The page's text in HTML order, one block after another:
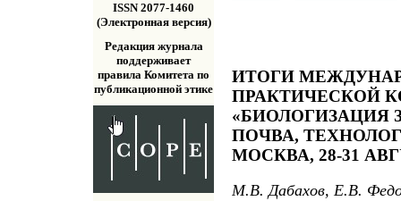
ISSN 2077-1460
(Электронная версия)
Редакция журнала
поддерживает
правила Комитета по
публикационной этике
ИТОГИ
ПРАКТИЧЕСКОЙ
«БИОЛОГИЗАЦИЯ
ПОЧВА,
МОСКВА, 28-31
М.В. Дабахов, Е.В.